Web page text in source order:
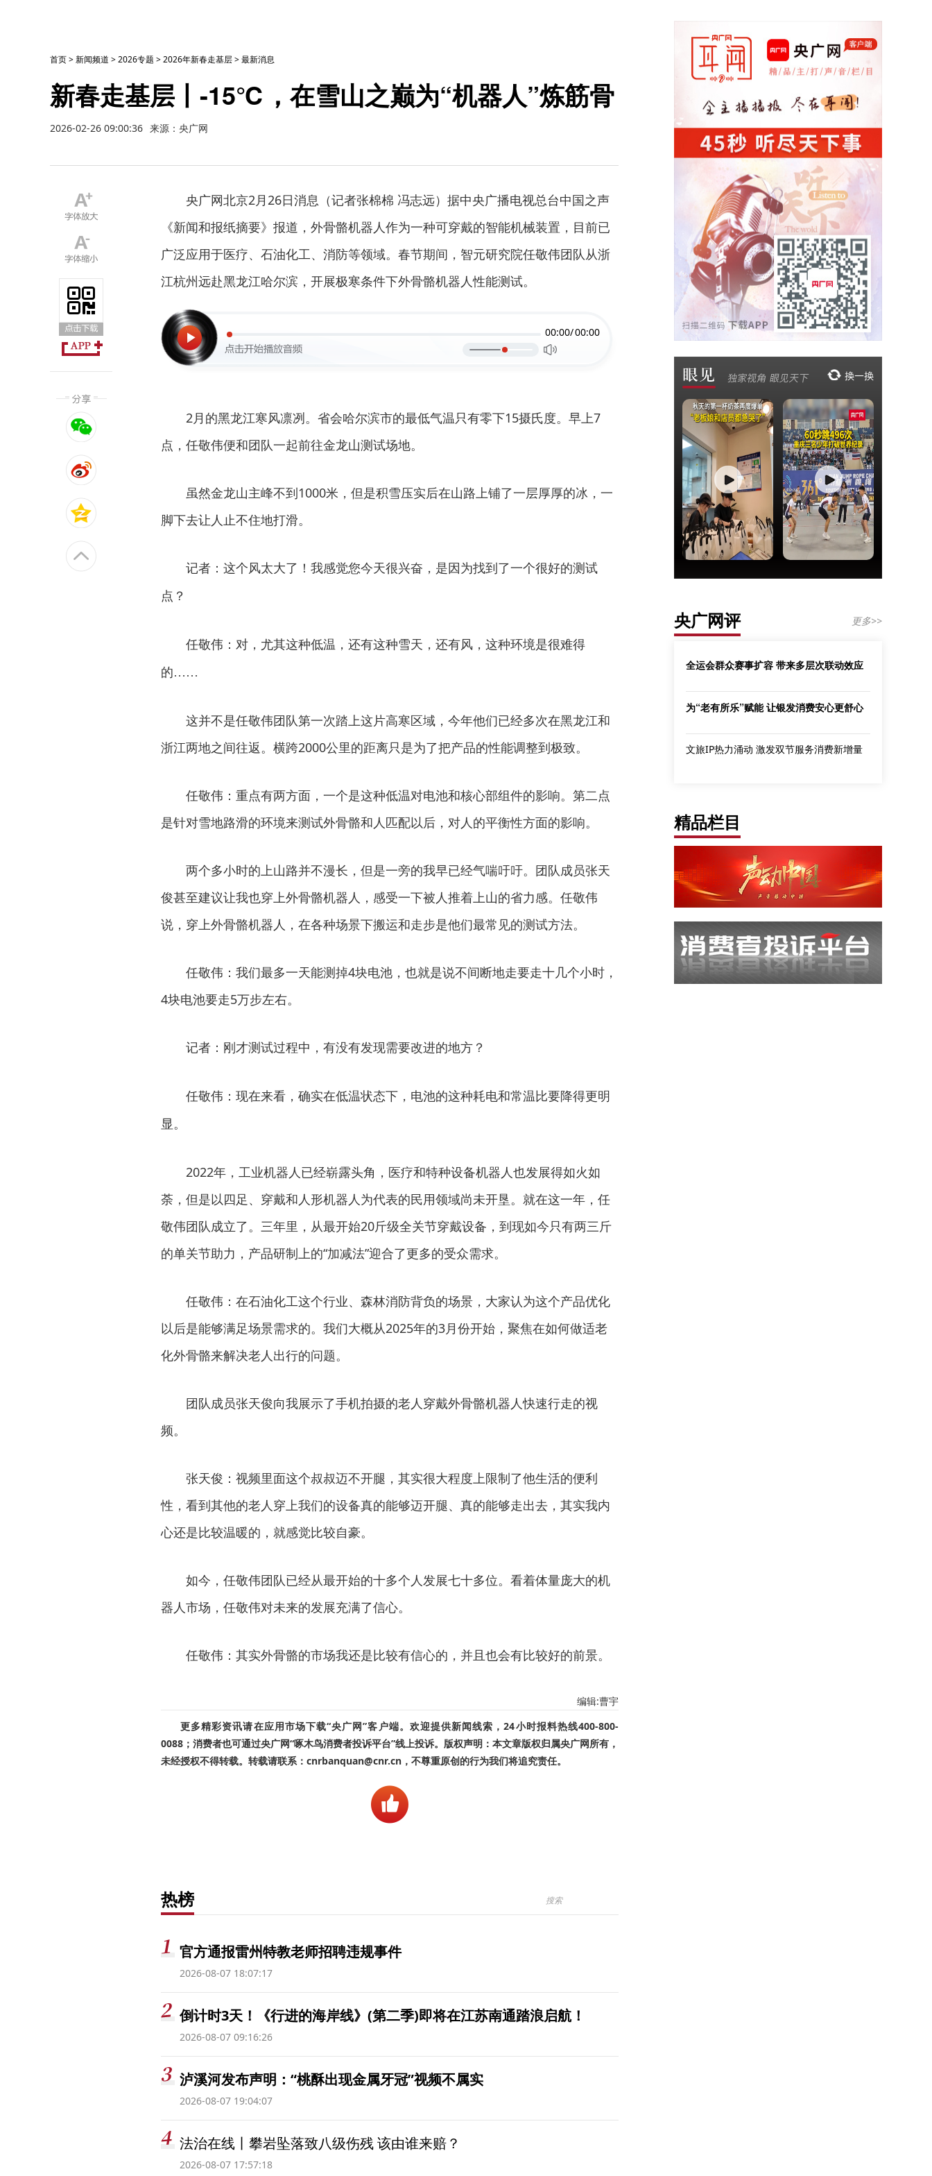
首页>新闻频道 >2026专题 >2026年新春走基层>最新消息
新春走基层丨-15℃，在雪山之巅为“机器人”炼筋骨
2026-02-26 09:00:36 来源：央广网
央广网北京2月26日消息（记者张棉棉 冯志远）据中央广播电视总台中国之声
《新闻和报纸摘要》报道，外骨骼机器人作为一种可穿戴的智能机械装置，目前已
广泛应用于医疗、石油化工、消防等领域。春节期间，智元研究院任敬伟团队从浙
江杭州远赴黑龙江哈尔滨，开展极寒条件下外骨骼机器人性能测试。
00:00/00:00
2月的黑龙江寒风凛冽。省会哈尔滨市的最低气温只有零下15摄氏度。早上7
点，任敬伟便和团队一起前往金龙山测试场地。
虽然金龙山主峰不到1000米，但是积雪压实后在山路上铺了一层厚厚的冰，一
脚下去让人止不住地打滑。
记者：这个风太大了！我感觉您今天很兴奋，是因为找到了一个很好的测试
点？
任敬伟：对，尤其这种低温，还有这种雪天，还有风，这种环境是很难得
的……
这并不是任敬伟团队第一次踏上这片高寒区域，今年他们已经多次在黑龙江和
浙江两地之间往返。横跨2000公里的距离只是为了把产品的性能调整到极致。
任敬伟：重点有两方面，一个是这种低温对电池和核心部组件的影响。第二点
是针对雪地路滑的环境来测试外骨骼和人匹配以后，对人的平衡性方面的影响。
两个多小时的上山路并不漫长，但是一旁的我早已经气喘吁吁。团队成员张天
俊甚至建议让我也穿上外骨骼机器人，感受一下被人推着上山的省力感。任敬伟
说，穿上外骨骼机器人，在各种场景下搬运和走步是他们最常见的测试方法。
任敬伟：我们最多一天能测掉4块电池，也就是说不间断地走要走十几个小时，
4块电池要走5万步左右。
记者：刚才测试过程中，有没有发现需要改进的地方？
任敬伟：现在来看，确实在低温状态下，电池的这种耗电和常温比要降得更明
显。
2022年，工业机器人已经崭露头角，医疗和特种设备机器人也发展得如火如
荼，但是以四足、穿戴和人形机器人为代表的民用领域尚未开垦。就在这一年，任
敬伟团队成立了。三年里，从最开始20斤级全关节穿戴设备，到现如今只有两三斤
的单关节助力，产品研制上的“加减法”迎合了更多的受众需求。
任敬伟：在石油化工这个行业、森林消防背负的场景，大家认为这个产品优化
以后是能够满足场景需求的。我们大概从2025年的3月份开始，聚焦在如何做适老
化外骨骼来解决老人出行的问题。
团队成员张天俊向我展示了手机拍摄的老人穿戴外骨骼机器人快速行走的视
频。
张天俊：视频里面这个叔叔迈不开腿，其实很大程度上限制了他生活的便利
性，看到其他的老人穿上我们的设备真的能够迈开腿、真的能够走出去，其实我内
心还是比较温暖的，就感觉比较自豪。
如今，任敬伟团队已经从最开始的十多个人发展七十多位。看着体量庞大的机
器人市场，任敬伟对未来的发展充满了信心。
任敬伟：其实外骨骼的市场我还是比较有信心的，并且也会有比较好的前景。
编辑:曹宇
更多精彩资讯请在应用市场下载“央广网”客户端。欢迎提供新闻线索，24小时报料热线400-800-
0088；消费者也可通过央广网“啄木鸟消费者投诉平台”线上投诉。版权声明：本文章版权归属央广网所有，
未经授权不得转载。转载请联系：cnrbanquan@cnr.cn，不尊重原创的行为我们将追究责任。
热榜
官方通报雷州特教老师招聘违规事件
2026-08-07 18:07:17
倒计时3天！《行进的海岸线》(第二季)即将在江苏南通踏浪启航！
2026-08-07 09:16:26
泸溪河发布声明：“桃酥出现金属牙冠”视频不属实
2026-08-07 19:04:07
法治在线丨攀岩坠落致八级伤残 该由谁来赔？
2026-08-07 17:57:18
央广网评 更多>>
全运会群众赛事扩容 带来多层次联动效应
为“老有所乐”赋能 让银发消费安心更舒心
文旅IP热力涌动 激发双节服务消费新增量
精品栏目